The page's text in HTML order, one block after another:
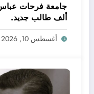
ألف طالب جديد.
أغسطس 10, 2026